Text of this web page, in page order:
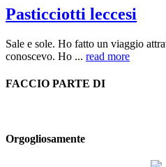
Pasticciotti leccesi
Sale e sole. Ho fatto un viaggio
conoscevo. Ho ... read more
FACCIO PARTE DI
Orgogliosamente